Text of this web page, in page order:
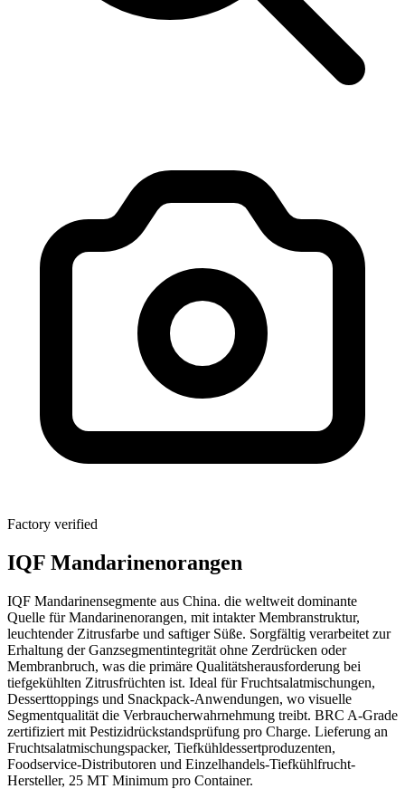
Factory verified
IQF Mandarinenorangen
IQF Mandarinensegmente aus China. die weltweit dominante
Quelle für Mandarinenorangen, mit intakter Membranstruktur,
leuchtender Zitrusfarbe und saftiger Süße. Sorgfältig verarbeitet zur
Erhaltung der Ganzsegmentintegrität ohne Zerdrücken oder
Membranbruch, was die primäre Qualitätsherausforderung bei
tiefgekühlten Zitrusfrüchten ist. Ideal für Fruchtsalatmischungen,
Desserttoppings und Snackpack-Anwendungen, wo visuelle
Segmentqualität die Verbraucherwahrnehmung treibt. BRC A-Grade
zertifiziert mit Pestizidrückstandsprüfung pro Charge. Lieferung an
Fruchtsalatmischungspacker, Tiefkühldessertproduzenten,
Foodservice-Distributoren und Einzelhandels-Tiefkühlfrucht-
Hersteller, 25 MT Minimum pro Container.